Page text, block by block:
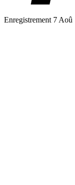
Enregistrement 7 Aoû